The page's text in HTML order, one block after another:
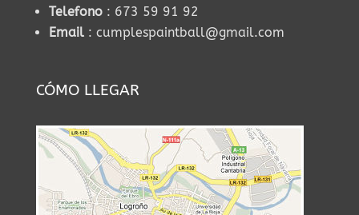
Telefono : 673 59 91 92
Email : cumplespaintball@gmail.com
CÓMO LLEGAR